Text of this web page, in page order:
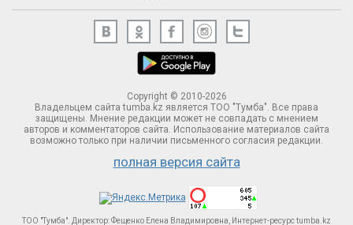
Copyright © 2010-2026
Владельцем сайта tumba.kz является ТОО "Тумба". Все права
защищены. Мнение редакции может не совпадать с мнением
авторов и комментаторов сайта. Использование материалов сайта
возможно только при наличии письменного согласия редакции.
полная версия сайта
ТОО "Тумба". Директор: Фещенко Елена Владимировна, Интернет-ресурс tumba.kz